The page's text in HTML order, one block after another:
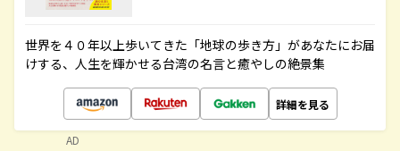
世界を４０年以上歩いてきた「地球の歩き方」があなたにお届
けする、人生を輝かせる台湾の名言と癒やしの絶景集
詳細を見る
AD